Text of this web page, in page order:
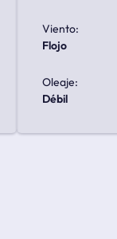
Viento:
flojo
Oleaje:
débil